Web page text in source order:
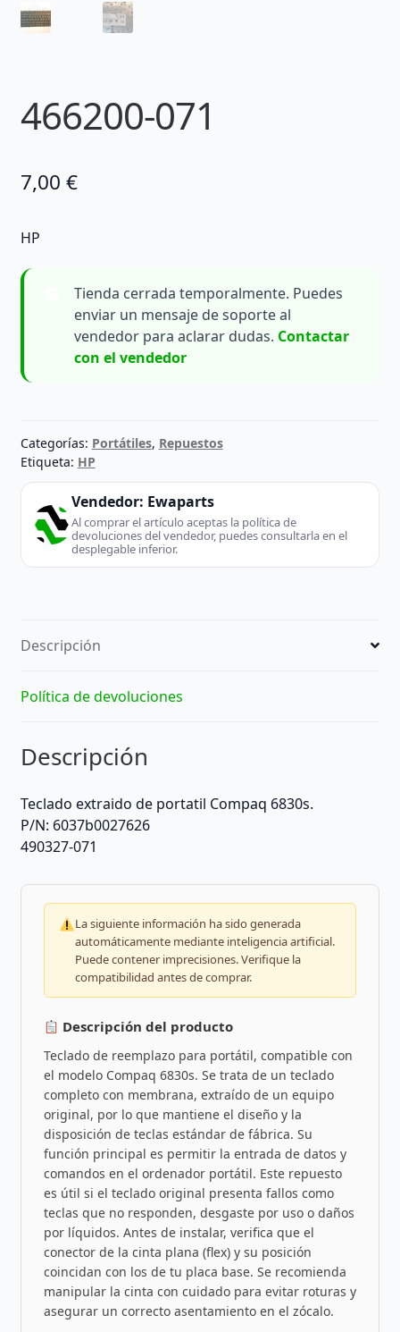
466200-071
7,00 €
HP
Tienda cerrada temporalmente. Puedes
enviar un mensaje de soporte al
vendedor para aclarar dudas. Contactar
con el vendedor
Categorías: Portátiles, Repuestos
Etiqueta: HP
Vendedor: Ewaparts
Al comprar el artículo aceptas la política de
devoluciones del vendedor, puedes consultarla en el
desplegable inferior.
Descripción
Política de devoluciones
Descripción
Teclado extraido de portatil Compaq 6830s.
P/N: 6037b0027626
490327-071
La siguiente información ha sido generada
automáticamente mediante inteligencia artificial.
Puede contener imprecisiones. Verifique la
compatibilidad antes de comprar.
Descripción del producto
Teclado de reemplazo para portátil, compatible con
el modelo Compaq 6830s. Se trata de un teclado
completo con membrana, extraído de un equipo
original, por lo que mantiene el diseño y la
disposición de teclas estándar de fábrica. Su
función principal es permitir la entrada de datos y
comandos en el ordenador portátil. Este repuesto
es útil si el teclado original presenta fallos como
teclas que no responden, desgaste por uso o daños
por líquidos. Antes de instalar, verifica que el
conector de la cinta plana (flex) y su posición
coincidan con los de tu placa base. Se recomienda
manipular la cinta con cuidado para evitar roturas y
asegurar un correcto asentamiento en el zócalo.